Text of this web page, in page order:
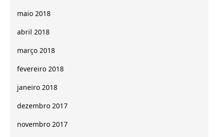
maio 2018
abril 2018
março 2018
fevereiro 2018
janeiro 2018
dezembro 2017
novembro 2017